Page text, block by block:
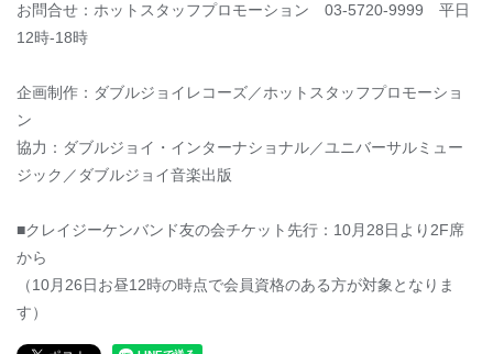
お問合せ：ホットスタッフプロモーション 03-5720-9999 平日
12時-18時
企画制作：ダブルジョイレコーズ／ホットスタッフプロモーショ
ン
協力：ダブルジョイ・インターナショナル／ユニバーサルミュー
ジック／ダブルジョイ音楽出版
■クレイジーケンバンド友の会チケット先行：10月28日より2F席
から
（10月26日お昼12時の時点で会員資格のある方が対象となりま
す）